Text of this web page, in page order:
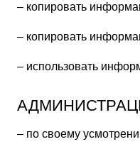
– копировать
– копировать
– использовать
– по своему